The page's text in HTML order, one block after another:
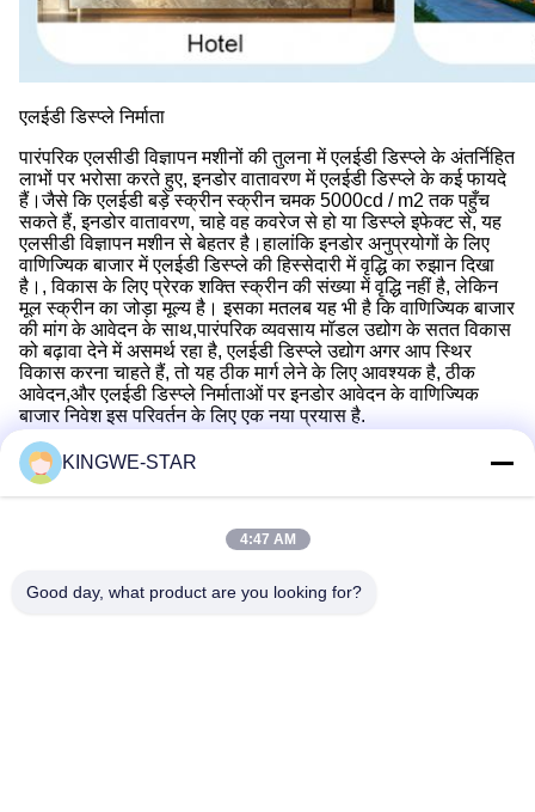
एलईडी डिस्प्ले निर्माता
पारंपरिक एलसीडी विज्ञापन मशीनों की तुलना में एलईडी डिस्प्ले के अंतर्निहित
लाभों पर भरोसा करते हुए, इनडोर वातावरण में एलईडी डिस्प्ले के कई फायदे
हैं।जैसे कि एलईडी बड़े स्क्रीन स्क्रीन चमक 5000cd / m2 तक पहुँच
सकते हैं, इनडोर वातावरण, चाहे वह कवरेज से हो या डिस्प्ले इफेक्ट से, यह
एलसीडी विज्ञापन मशीन से बेहतर है।हालांकि इनडोर अनुप्रयोगों के लिए
वाणिज्यिक बाजार में एलईडी डिस्प्ले की हिस्सेदारी में वृद्धि का रुझान दिखा
है।, विकास के लिए प्रेरक शक्ति स्क्रीन की संख्या में वृद्धि नहीं है, लेकिन
मूल स्क्रीन का जोड़ा मूल्य है। इसका मतलब यह भी है कि वाणिज्यिक बाजार
की मांग के आवेदन के साथ,पारंपरिक व्यवसाय मॉडल उद्योग के सतत विकास
को बढ़ावा देने में असमर्थ रहा है, एलईडी डिस्प्ले उद्योग अगर आप स्थिर
विकास करना चाहते हैं, तो यह ठीक मार्ग लेने के लिए आवश्यक है, ठीक
आवेदन,और एलईडी डिस्प्ले निर्माताओं पर इनडोर आवेदन के वाणिज्यिक
बाजार निवेश इस परिवर्तन के लिए एक नया प्रयास है.
पता
KINGWE-STAR
4:47 AM
Good day, what product are you looking for?